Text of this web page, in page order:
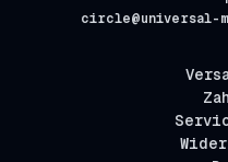
circle@universal-